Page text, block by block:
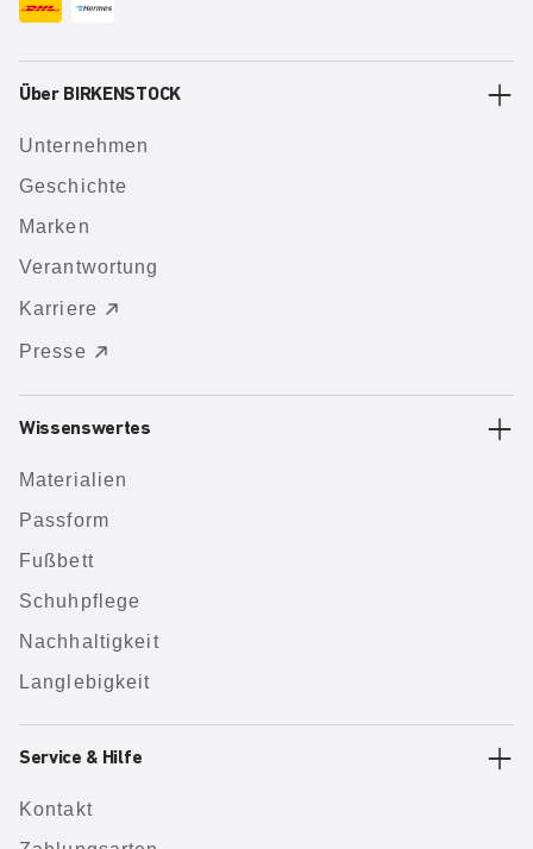
Über BIRKENSTOCK
Unternehmen
Geschichte
Marken
Verantwortung
Karriere
Presse
Wissenswertes
Materialien
Passform
Fußbett
Schuhpflege
Nachhaltigkeit
Langlebigkeit
Service & Hilfe
Kontakt